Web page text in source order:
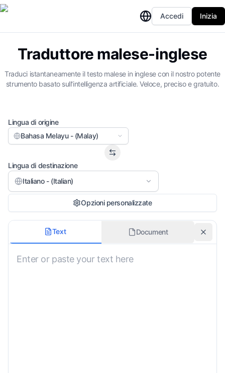
Accedi Inizia
Traduttore malese-inglese
Traduci istantaneamente il testo malese in inglese con il nostro potente
strumento basato sull'intelligenza artificiale. Veloce, preciso e gratuito.
Lingua di origine
Bahasa Melayu - (Malay)
Lingua di destinazione
Italiano - (Italian)
Opzioni personalizzate
Neutro
Dominio
Text Document